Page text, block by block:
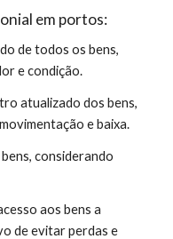
em portos:
de todos os bens,
e condição.
atualizado dos bens,
e baixa.
considerando
aos bens a
de evitar perdas e